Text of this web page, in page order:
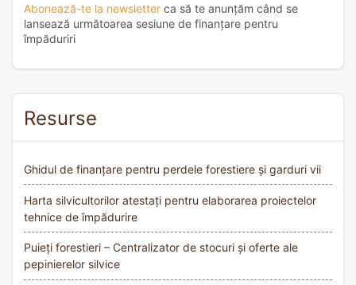
Abonează-te la newsletter ca să te anunțăm când se
lansează următoarea sesiune de finanțare pentru
împăduriri
Resurse
Ghidul de finanțare pentru perdele forestiere și garduri vii
Harta silvicultorilor atestați pentru elaborarea proiectelor
tehnice de împădurire
Puieți forestieri – Centralizator de stocuri și oferte ale
pepinierelor silvice